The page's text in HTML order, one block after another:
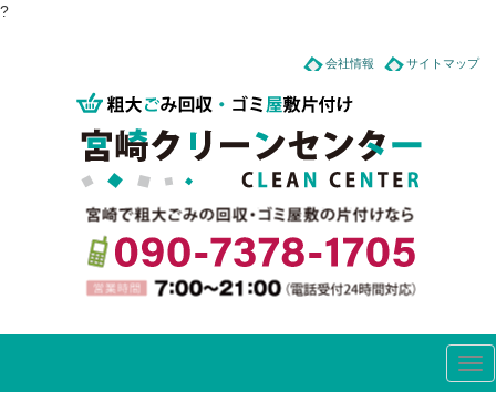
?
会社情報 サイトマップ